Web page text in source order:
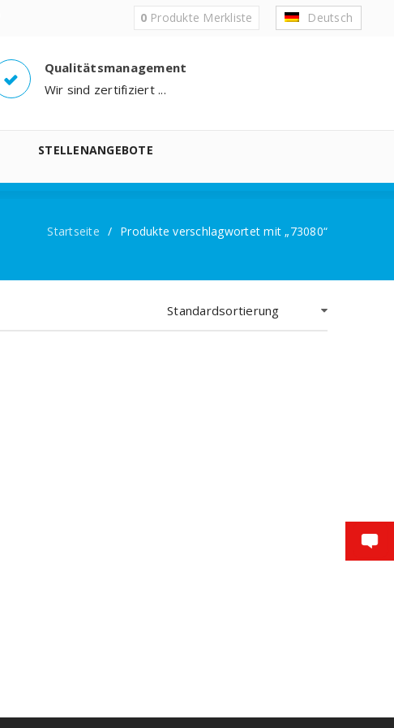
0Produkte Merkliste Deutsch
Qualitätsmanagement
Wir sind zertifiziert ...
STELLENANGEBOTE
Startseite / Produkte verschlagwortet mit „73080“
Standardsortierung